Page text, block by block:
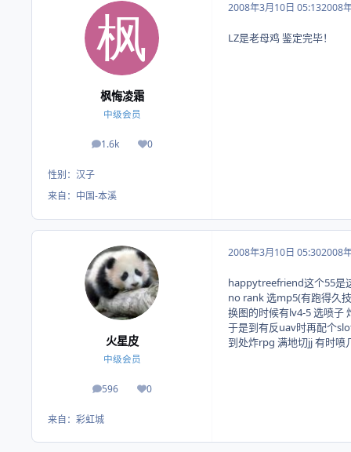
枫悔凌霜
中级会员
1.6k
帖子 0
荣誉积分
性别： 汉子
来自： 中国-本溪
2008年3月10日 05:132008
LZ是老母鸡 鉴定完毕！
火星皮
中级会员
596
帖子 0
荣誉积分
来自： 彩虹城
2008年3月10日 05:302008
happytreefriend这个55是
no rank 选mp5(有跑得久
换图的时候有lv4-5 选喷子
于是到有反uav时再配个
到处炸rpg 满地切jj 有时喷